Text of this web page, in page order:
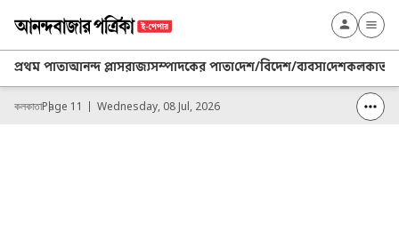
প্রথম পাতাআনন্দ প্লাসরাজ্যসম্পাদকের পাতাদেশ/বিদেশ/ব্যবসাদেশকলকাতা
কলকাতাPage 11 Wednesday, 08 Jul, 2026